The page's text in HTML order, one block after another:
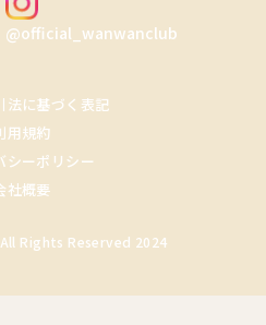
@official_wanwanclub
法に基づく表記
用規約
シーポリシー
社概要
Rights Reserved 2024